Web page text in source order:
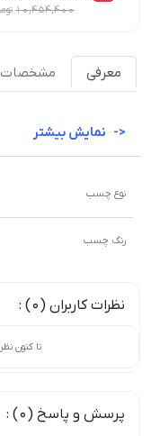
10,454,400
معرفی مشخصات
نوع چسب
رنگ چسب
نظرات کاربران (0) :
تا کنون
پرسش و پاسخ (0) :